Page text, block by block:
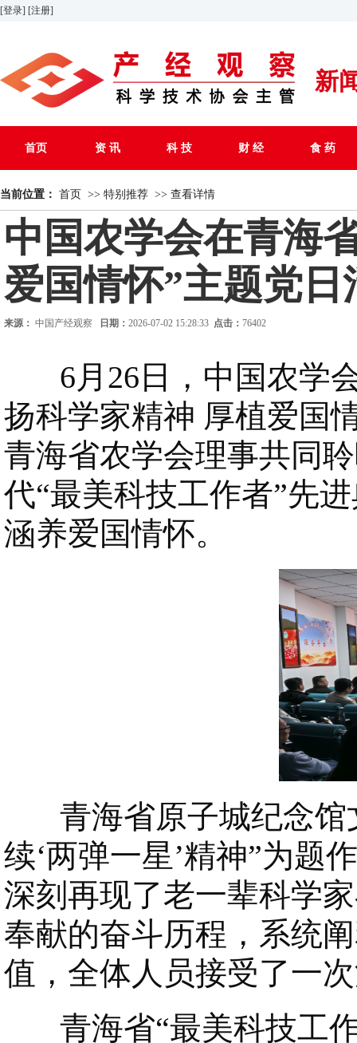
[登录] [注册]
新
首页 资 讯 科 技 财 经 食 药
当前位置： 首页 >> 特别推荐 >> 查看详情
中国农学会在青海
爱国情怀”主题党日
来源： 中国产经观察 日期： 2026-07-02 15:28:33 点击： 76402
6月26日，中国农学会
扬科学家精神 厚植爱国
青海省农学会理事共同
代“最美科技工作者”先
涵养爱国情怀。
青海省原子城纪念馆
续‘两弹一星’精神”为题
深刻再现了老一辈科学
奉献的奋斗历程，系统
值，全体人员接受了一
青海省“最美科技工作